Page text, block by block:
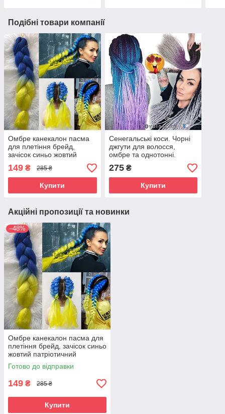
Подібні товари компанії
Омбре канекалон пасма
для плетіння брейд,
зачісок синьо жовтий
149 ₴ 285 ₴
Купити
Сенегальські коси. Чорні
джгути для волосся,
омбре та однотонні.
сенегали
275₴
Купити
Акційні пропозиції та новинки
–48%
Омбре канекалон пасма для
плетіння брейд, зачісок синьо
жовтий патріотичний
Готово до відправки
149 ₴ 285 ₴
Купити